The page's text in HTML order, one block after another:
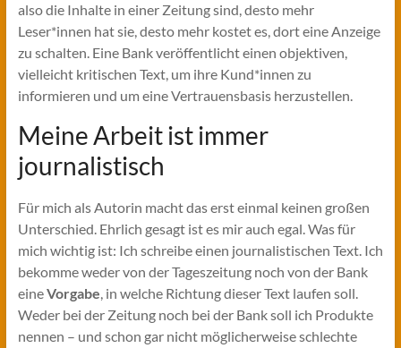
also die Inhalte in einer Zeitung sind, desto mehr
Leser*innen hat sie, desto mehr kostet es, dort eine Anzeige
zu schalten. Eine Bank veröffentlicht einen objektiven,
vielleicht kritischen Text, um ihre Kund*innen zu
informieren und um eine Vertrauensbasis herzustellen.
Meine Arbeit ist immer
journalistisch
Für mich als Autorin macht das erst einmal keinen großen
Unterschied. Ehrlich gesagt ist es mir auch egal. Was für
mich wichtig ist: Ich schreibe einen journalistischen Text. Ich
bekomme weder von der Tageszeitung noch von der Bank
eineVorgabe, in welche Richtung dieser Text laufen soll.
Weder bei der Zeitung noch bei der Bank soll ich Produkte
nennen – und schon gar nicht möglicherweise schlechte